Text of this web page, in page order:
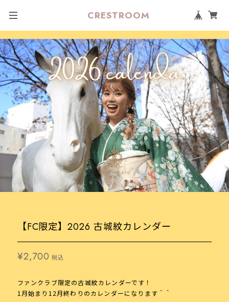
CRESTROOM
【FC限定】2026 古城紋カレンダー
¥2,700 税込
ファンクラブ限定の古城紋カレンダーです！
1月始まり12月終わりのカレンダーになります＾＾